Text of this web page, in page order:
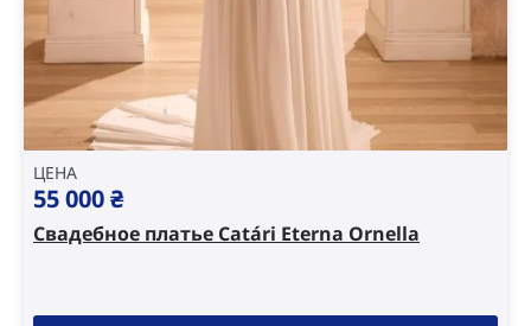
ЦЕНА
55 000₴
Свадебное платье Catári Eterna Ornella